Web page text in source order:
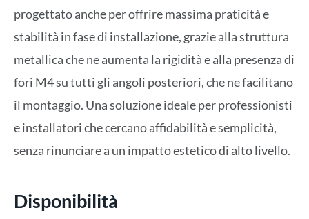
progettato anche per offrire massima praticità e
stabilità in fase di installazione, grazie alla struttura
metallica che ne aumenta la rigidità e alla presenza di
fori M4 su tutti gli angoli posteriori, che ne facilitano
il montaggio. Una soluzione ideale per professionisti
e installatori che cercano affidabilità e semplicità,
senza rinunciare a un impatto estetico di alto livello.
Disponibilità